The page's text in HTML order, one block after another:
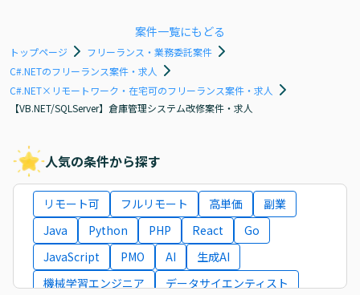
案件一覧にもどる
トップページ
フリーランス・業務委託案件
C#.NETのフリーランス案件・求人
C#.NET×リモートワーク・在宅可のフリーランス案件・求人
【VB.NET/SQLServer】倉庫管理システム改修案件・求人
人気の条件から探す
リモート可 フルリモート 高単価
副業
Java
Python PHP React
Go
JavaScript
PMO AI
生成AI
機械学習エンジニア
データサイエンティスト